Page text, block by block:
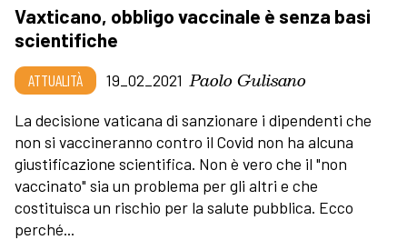
Vaxticano, obbligo vaccinale è senza basi
scientifiche
ATTUALITÀ 19_02_2021 Paolo Gulisano
La decisione vaticana di sanzionare i dipendenti che
non si vaccineranno contro il Covid non ha alcuna
giustificazione scientifica. Non è vero che il "non
vaccinato" sia un problema per gli altri e che
costituisca un rischio per la salute pubblica. Ecco
perché...